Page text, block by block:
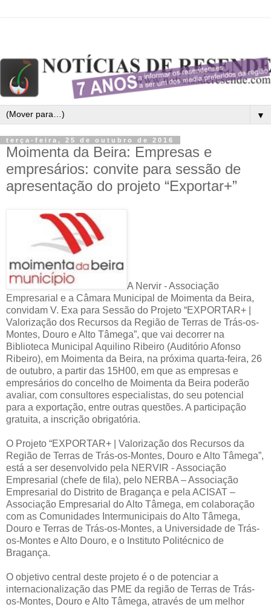
▼
terça-feira, 25 de outubro de 2016
Moimenta da Beira: Empresas e
empresários: convite para sessão de
apresentação do projeto “Exportar+”
A Nervir - Associação
Empresarial e a Câmara Municipal de Moimenta da Beira,
convidam V. Exa para Sessão do Projeto “EXPORTAR+ |
Valorização dos Recursos da Região de Terras de Trás-os-
Montes, Douro e Alto Tâmega”, que vai decorrer na
Biblioteca Municipal Aquilino Ribeiro (Auditório Afonso
Ribeiro), em Moimenta da Beira, na próxima quarta-feira, 26
de outubro, a partir das 15H00, em que as empresas e
empresários do concelho de Moimenta da Beira poderão
avaliar, com consultores especialistas, do seu potencial
para a exportação, entre outras questões. A participação
gratuita, a inscrição obrigatória.
O Projeto “EXPORTAR+ | Valorização dos Recursos da
Região de Terras de Trás-os-Montes, Douro e Alto Tâmega”,
está a ser desenvolvido pela NERVIR - Associação
Empresarial (chefe de fila), pelo NERBA – Associação
Empresarial do Distrito de Bragança e pela ACISAT –
Associação Empresarial do Alto Tâmega, em colaboração
com as Comunidades Intermunicipais do Alto Tâmega,
Douro e Terras de Trás-os-Montes, a Universidade de Trás-
os-Montes e Alto Douro, e o Instituto Politécnico de
Bragança.
O objetivo central deste projeto é o de potenciar a
internacionalização das PME da região de Terras de Trás-
os-Montes, Douro e Alto Tâmega, através de um melhor